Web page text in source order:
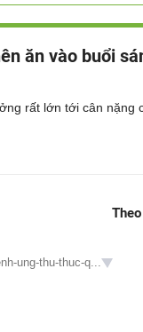
ăn vào buổi
rất lớn tới cân nặng
ung-thu-thuc-q...